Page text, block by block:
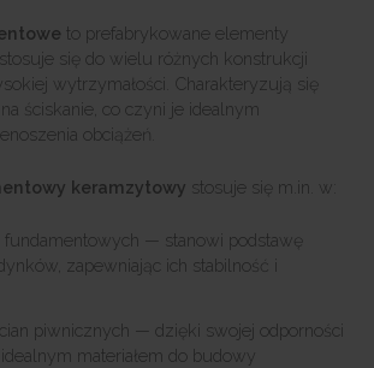
to prefabrykowane elementy
się do wielu różnych konstrukcji
wytrzymałości. Charakteryzują się
ściskanie, co czyni je idealnym
obciążeń.
keramzytowy stosuje się m.in. w:
— stanowi podstawę
zapewniając ich stabilność i
piwnicznych — dzięki swojej odporności
materiałem do budowy